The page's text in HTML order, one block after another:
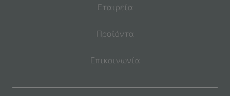
Εταιρεία
Προϊόντα
Επικοινωνία